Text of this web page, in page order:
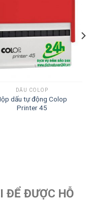
DẤU COLOP
dấu tự động Colop
Printer 45
ĐỂ ĐƯỢC HỖ